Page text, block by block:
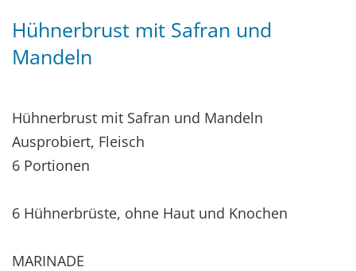
Hühnerbrust mit Safran und
Mandeln
Hühnerbrust mit Safran und Mandeln
Ausprobiert, Fleisch
6 Portionen
6 Hühnerbrüste, ohne Haut und Knochen
MARINADE